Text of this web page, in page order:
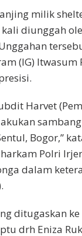
milik
diunggah
(IG) Itwasum
Harvet
Bogor,”
Polri
dalam
ditugaskan
drh Eniza